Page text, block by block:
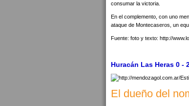
consumar la victoria.
En el complemento, con uno
ataque de Montecaseros, un
Fuente: foto y texto: http://
Huracán Las Heras 0 -
El dueño del